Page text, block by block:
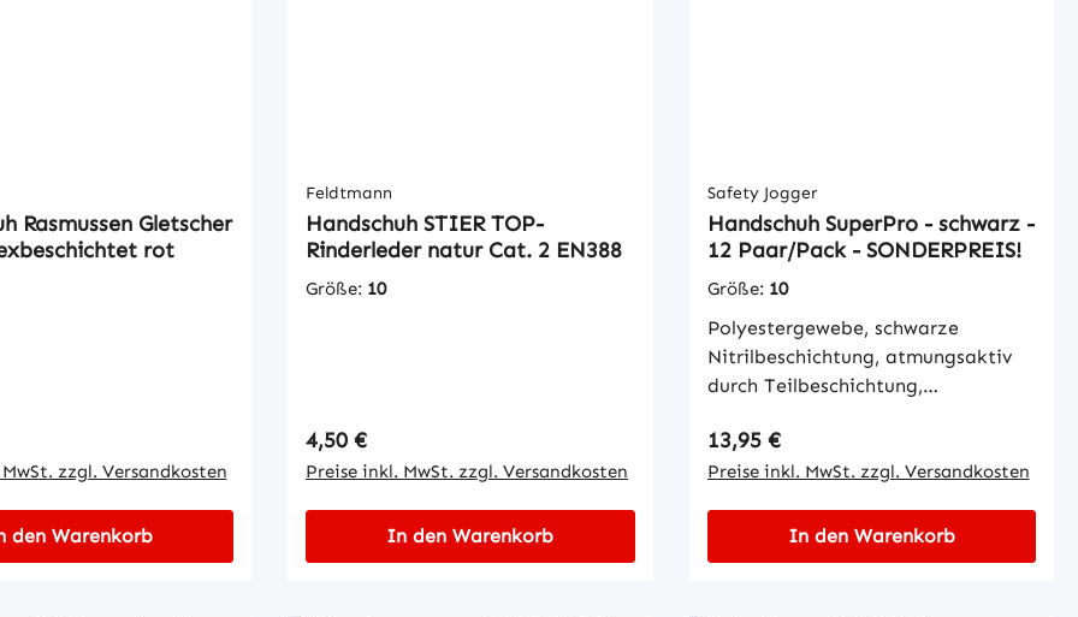
bei glatten Gegenständen gute
Beständigkeit gegen Öle und Fette
*Preis pro
Paar Mindestabnahmemenge 10
Rasmussen Gletscher
rot
zzgl. Versandkosten
den Warenkorb
Feldtmann
Handschuh STIER TOP-
Rinderleder natur Cat. 2 EN388
Größe: 10
Regulärer Preis:
4,50 €
Preise inkl. MwSt. zzgl. Versandkosten
In den Warenkorb
Safety Jogger
Handschuh SuperPro - schwarz -
12 Paar/Pack - SONDERPREIS!
Größe: 10
Polyestergewebe, schwarze
Nitrilbeschichtung, atmungsaktiv
durch Teilbeschichtung,
EN388 (2121) Farbe: schwarz Bei
Größerem Bedarf erstellen wir
Regulärer Preis:
13,95 €
Preise inkl. MwSt. zzgl. Versandkosten
In den Warenkorb